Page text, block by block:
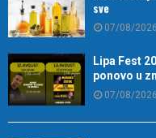
sve
07/08/2026
Lipa Fest
ponovo u
07/08/2026